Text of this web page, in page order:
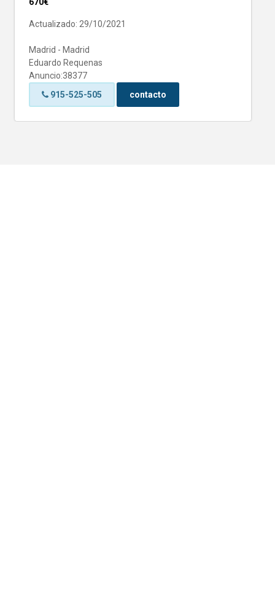
Actualizado: 29/10/2021
Madrid - Madrid
Eduardo Requenas
Anuncio:38377
915-525-505
contacto